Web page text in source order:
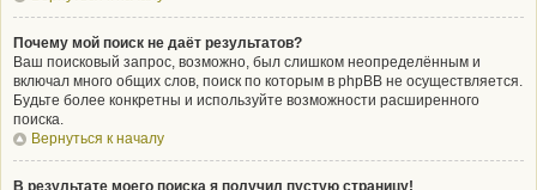
Почему мой поиск не даёт результатов?
Ваш поисковый запрос, возможно, был слишком неопределённым и
включал много общих слов, поиск по которым в phpBB не осуществляется.
Будьте более конкретны и используйте возможности расширенного
поиска.
Вернуться к началу
В результате моего поиска я получил пустую страницу!